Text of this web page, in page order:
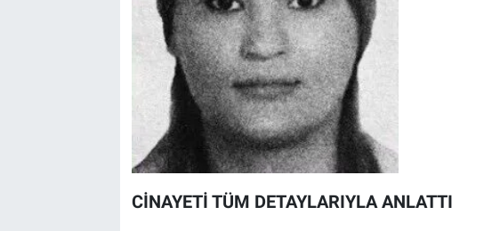
CİNAYETİ TÜM DETAYLARIYLA ANLATTI